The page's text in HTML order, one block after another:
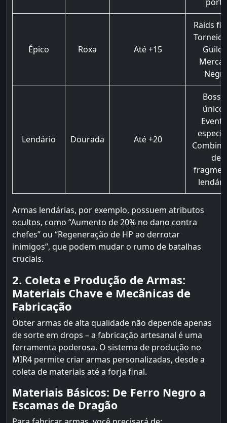
Épico Roxa Até +15
Raids
Lendário Dourada Até +20
de
Armas lendárias, por exemplo, possuem atributos
ocultos, como “Aumento de 20% no dano contra
chefes” ou “Regeneração de HP ao derrotar
inimigos”, que podem mudar o rumo de batalhas
cruciais.
2. Coleta e Produção de Armas:
Materiais Chave e Mecânicas de
Fabricação
Obter armas de alta qualidade não depende apenas
de sorte em drops – a fabricação artesanal é uma
ferramenta poderosa. O sistema de produção no
MIR4 permite criar armas personalizadas, desde a
coleta de materiais até a forja final.
Materiais Básicos: De Ferro Negro a
Escamas de Dragão